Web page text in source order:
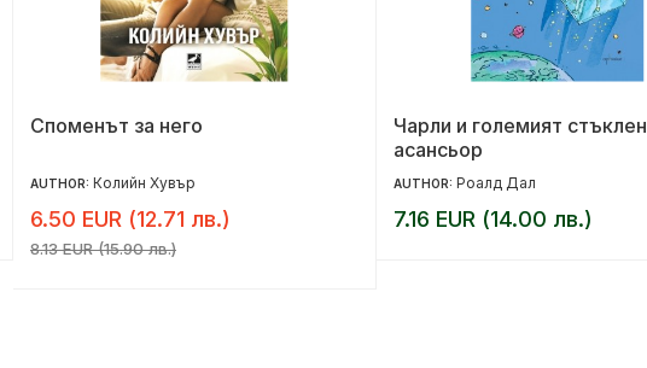
Споменът за него
AUTHOR: Колийн Хувър
6.50 EUR (12.71 лв.)
8.13 EUR (15.90 лв.)
Чарли и големият стъклен
асансьор
AUTHOR: Роалд Дал
7.16 EUR (14.00 лв.)